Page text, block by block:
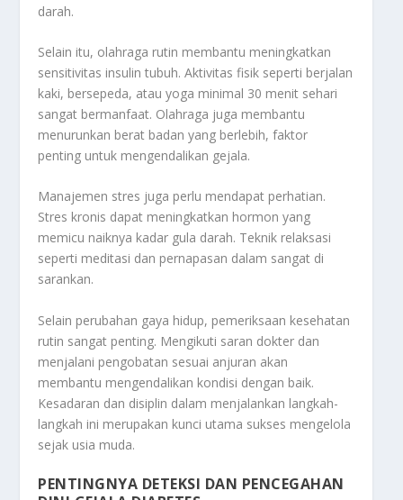
darah.
Selain itu, olahraga rutin membantu meningkatkan
sensitivitas insulin tubuh. Aktivitas fisik seperti berjalan
kaki, bersepeda, atau yoga minimal 30 menit sehari
sangat bermanfaat. Olahraga juga membantu
menurunkan berat badan yang berlebih, faktor
penting untuk mengendalikan gejala.
Manajemen stres juga perlu mendapat perhatian.
Stres kronis dapat meningkatkan hormon yang
memicu naiknya kadar gula darah. Teknik relaksasi
seperti meditasi dan pernapasan dalam sangat di
sarankan.
Selain perubahan gaya hidup, pemeriksaan kesehatan
rutin sangat penting. Mengikuti saran dokter dan
menjalani pengobatan sesuai anjuran akan
membantu mengendalikan kondisi dengan baik.
Kesadaran dan disiplin dalam menjalankan langkah-
langkah ini merupakan kunci utama sukses mengelola
sejak usia muda.
PENTINGNYA DETEKSI DAN PENCEGAHAN